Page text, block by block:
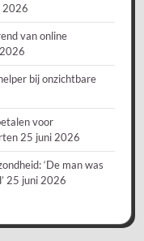
2026
van online
bij onzichtbare
voor
25 juni 2026
‘De man was
25 juni 2026